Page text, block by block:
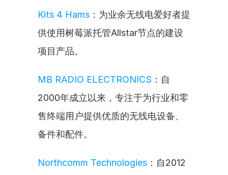
Kits 4 Hams ：为业余无线电爱好者提
供使用树莓派托管Allstar节点的建设
项目产品。
MB RADIO ELECTRONICS ：自
2000年成立以来，专注于为行业和零
售终端用户提供优质的无线电设备、
备件和配件。
Northcomm Technologies ：自2012